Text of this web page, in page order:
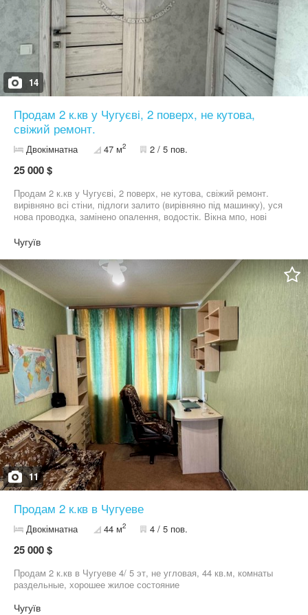
14
Продам 2 к.кв у Чугуєві, 2 поверх, не кутова,
свіжий ремонт.
Двокімнатна 47 м2 2 / 5 пов.
25 000 $
Продам 2 к.кв у Чугуєві, 2 поверх, не кутова, свіжий ремонт.
вирівняно всі стіни, підлоги залито (вирівняно під машинку), уся
нова проводка, замінено опалення, водостік. Вікна мпо, нові
світло, вода). С/вузол суміщений і в плитці, дві плитки на
мангітах для ревізії труб або заміни лічильника. телефонуйте
Чугуїв
11
Продам 2 к.кв в Чугуеве
Двокімнатна 44 м2 4 / 5 пов.
25 000 $
Продам 2 к.кв в Чугуеве 4/ 5 эт, не угловая, 44 кв.м, комнаты
раздельные, хорошее жилое состояние
Чугуїв